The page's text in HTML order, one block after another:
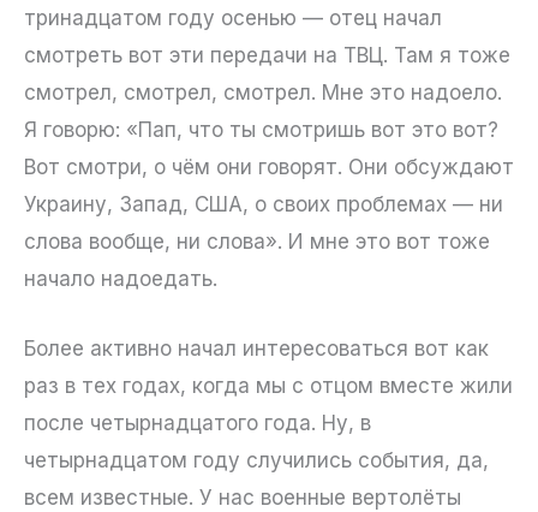
тринадцатом году осенью — отец начал
смотреть вот эти передачи на ТВЦ. Там я тоже
смотрел, смотрел, смотрел. Мне это надоело.
Я говорю: «Пап, что ты смотришь вот это вот?
Вот смотри, о чём они говорят. Они обсуждают
Украину, Запад, США, о своих проблемах — ни
слова вообще, ни слова». И мне это вот тоже
начало надоедать.
Более активно начал интересоваться вот как
раз в тех годах, когда мы с отцом вместе жили
после четырнадцатого года. Ну, в
четырнадцатом году случились события, да,
всем известные. У нас военные вертолёты